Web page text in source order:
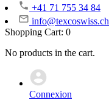
+41 71 755 34 84
info@texcoswiss.ch
Shopping Cart: 0
No products in the cart.
Connexion